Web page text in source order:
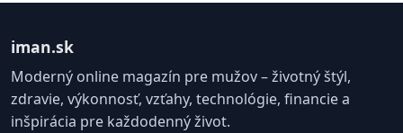
iman.sk
Moderný online magazín pre mužov – životný štýl,
zdravie, výkonnosť, vzťahy, technológie, financie a
inšpirácia pre každodenný život.